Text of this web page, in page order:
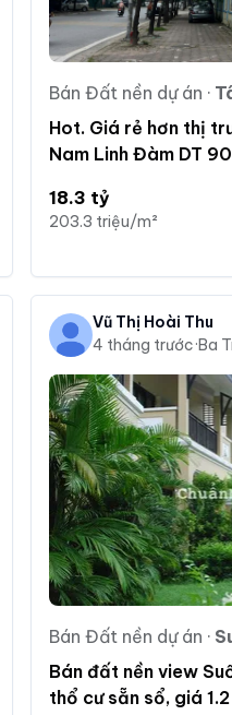
Bán Đất nền dự án ·
Hot. Giá rẻ hơn thị
Nam Linh Đàm DT
18.3 tỷ
203.3 triệu/m²
Vũ Thị Hoài Thu
4 tháng trước·Ba
Bán Đất nền dự án ·
Bán đất nền view
thổ cư sẵn sổ, giá